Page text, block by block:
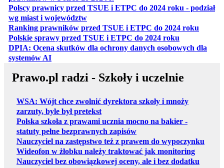
Polscy prawnicy przed TSUE i ETPC do 2024 roku - podział
wg miast i województwotwiera się w nowej karcie
Ranking prawników przed TSUE i ETPC do 2024 roku
Polskie sprawy przed TSUE i ETPC do 2024 roku
DPIA: Ocena skutków dla ochrony danych osobowych dla
systemów AIotwiera się w nowej karcie
Prawo.pl radzi - Szkoły i uczelnie
WSA: Wójt chce zwolnić dyrektora szkoły i mnoży
zarzuty, byle był pretekst
Polska szkoła z prawami ucznia mocno na bakier -
statuty pełne bezprawnych zapisów
Nauczyciel na zastępstwo też z prawem do wypoczynku
Wideofon w żłobku należy traktować jak monitoring
Nauczyciel bez obowiązkowej oceny, ale i bez dodatku